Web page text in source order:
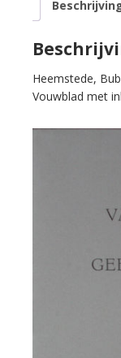
dat
geen
en
at.
Heemstede,
Vouwblad met